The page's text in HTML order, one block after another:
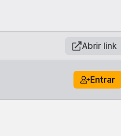
Abrir link
Entrar